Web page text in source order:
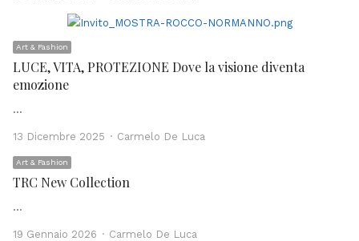
Art & Fashion
LUCE, VITA, PROTEZIONE Dove la visione diventa
emozione
…
13 Dicembre 2025 Author
Carmelo De Luca
Art & Fashion
TRC New Collection
…
19 Gennaio 2026 Author
Carmelo De Luca